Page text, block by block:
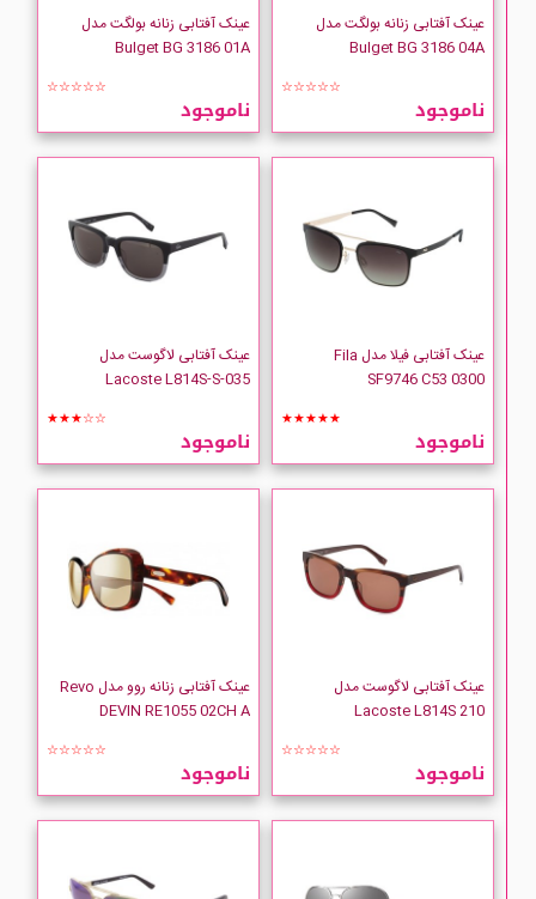
POLICE
Ray-Ban
ROMEO GIGLI
ساحل یاقوت
عینک آفتابی زنانه بولگت مدل
Bulget BG 3186 04A
☆☆☆☆☆
ناموجود
عینک آفتابی زنانه بولگت مدل
Bulget BG 3186 01A
☆☆☆☆☆
ناموجود
عینک آفتابی فیلا مدل Fila
SF9746 C53 0300
★★★★★
ناموجود
عینک آفتابی لاگوست مدل
Lacoste L814S-S-035
★★★☆☆
ناموجود
عینک آفتابی لاگوست مدل
Lacoste L814S 210
☆☆☆☆☆
ناموجود
عینک آفتابی زنانه روو مدل Revo
DEVIN RE1055 02CH A
☆☆☆☆☆
ناموجود